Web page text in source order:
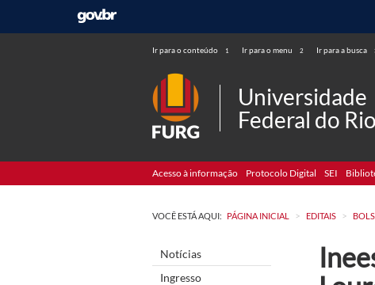
Ir para o conteúdo 1 Ir para o menu 2 Ir para a busca
Universidade
Federal do
Acesso à informação Protocolo Digital SEI
VOCÊ ESTÁ AQUI: PÁGINA INICIAL > EDITAIS >
Notícias
Ingresso